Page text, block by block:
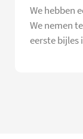
We hebben
We nemen
eerste bijles